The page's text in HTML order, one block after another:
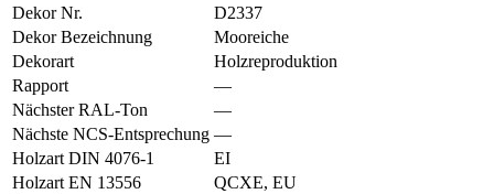
Dekor Nr.
D2337
Dekor Bezeichnung
Mooreiche
Dekorart
Holzreproduktion
Rapport
—
Nächster RAL-Ton
—
Nächste NCS-Entsprechung —
Holzart DIN 4076-1
EI
Holzart EN 13556
QCXE, EU